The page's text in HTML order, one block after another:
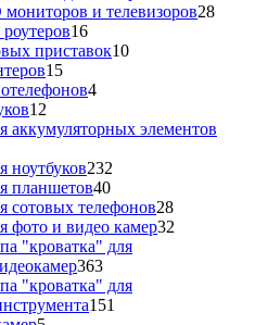
товаров
и телевизоров2828
1616
товаров
приставок1010
1515
товаров
44
12
товаров
аккумуляторных элементов
ноутбуков232
планшетов4040
товаров
сотовых телефонов2828
товаров
фото и видео камер32
"кроватка" для
363363
товара
"кроватка" для
151